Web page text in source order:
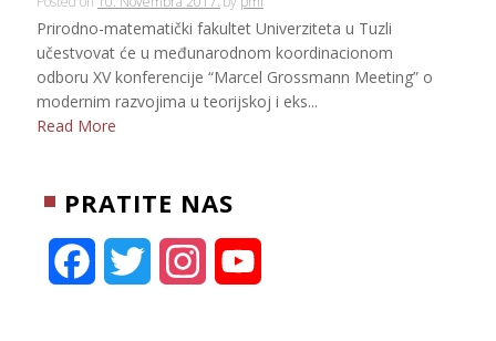
Prirodno-matematički fakultet Univerziteta u Tuzli
učestvovat će u međunarodnom koordinacionom
odboru XV konferencije “Marcel Grossmann Meeting” o
modernim razvojima u teorijskoj i eks...
Read More
PRATITE NAS